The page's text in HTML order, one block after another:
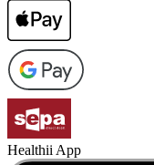
Healthii App